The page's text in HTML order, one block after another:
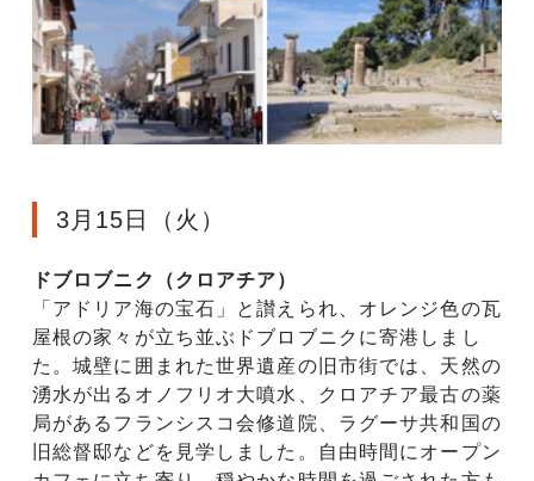
3月15日（火）
ドブロブニク（クロアチア）
「アドリア海の宝石」と讃えられ、オレンジ色の瓦
屋根の家々が立ち並ぶドブロブニクに寄港しまし
た。城壁に囲まれた世界遺産の旧市街では、天然の
湧水が出るオノフリオ大噴水、クロアチア最古の薬
局があるフランシスコ会修道院、ラグーサ共和国の
旧総督邸などを見学しました。自由時間にオープン